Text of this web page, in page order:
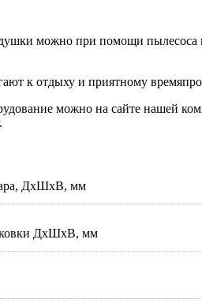
можно при помощи
к отдыху и приятному
можно на сайте нашей
ДхШхВ, мм
ДхШхВ, мм